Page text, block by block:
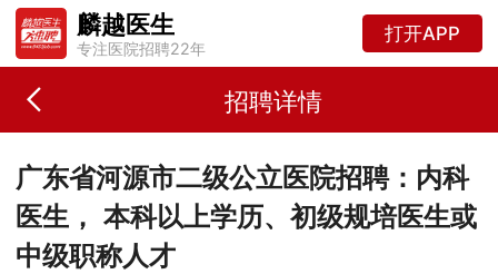
麟越医生
专注医院招聘22年
打开APP
招聘详情
广东省河源市二级公立医院招聘：内科
医生， 本科以上学历、初级规培医生或
中级职称人才